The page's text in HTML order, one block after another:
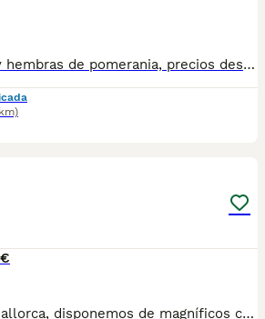
Disponible machos y hembras de pomerania, precios desde 1800€ hasta los 2500€ dependiendo del color y sexo
Criadero oficial en Mallorca, disponemos de magníficos cachorros de 2 a 3 meses . Los entregamos con sus vacunas, desparasitación , revisión veterinaria, pasaporte y microchip. Incluimos también garantía animal .Si deseas más información, escríbenos sin compromiso por WhatsApp -689490222 y te pasaremos vídeos e información sobre la raza , características y peculiaridades. Contacta con nosotros en redes sociales: Instagram (happyanimals). Déjanos asesorarte y gracias a la cantidad de criaderos que tenemos conectados podemos conseguir cualquier tipo de raza, sí. La raza de tus sueños!!🥰